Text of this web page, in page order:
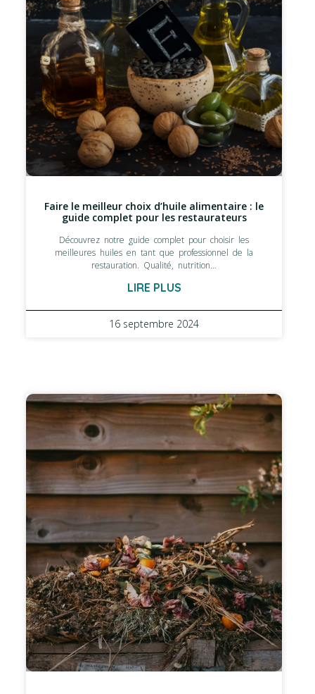
Faire le meilleur choix d’huile alimentaire : le
guide complet pour les restaurateurs
Découvrez notre guide complet pour choisir les
meilleures huiles en tant que professionnel de la
restauration. Qualité, nutrition…
LIRE PLUS
16 septembre 2024